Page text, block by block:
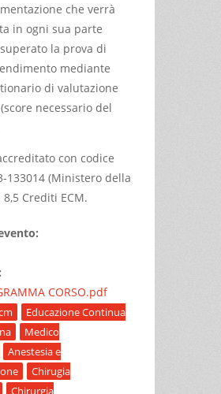
che verrà
in ogni sua parte
la prova di
mediante
di valutazione
(score necessario del
con codice
133014 (Ministero della
8,5 Crediti ECM.
CORSO.pdf
Educazione Continua
Medico
Anestesia e
Chirugia
Chirurgia